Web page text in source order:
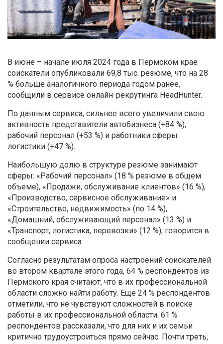
В июне – начале июля 2024 года в Пермском крае
соискатели опубликовали 69,8 тыс. резюме, что на 28
% больше аналогичного периода годом ранее,
сообщили в сервисе онлайн-рекрутинга HeadHunter.
По данным сервиса, сильнее всего увеличили свою
активность представители автобизнеса (+84 %),
рабочий персонал (+53 %) и работники сферы
логистики (+47 %).
Наибольшую долю в структуре резюме занимают
сферы: «Рабочий персонал» (18 % резюме в общем
объеме), «Продажи, обслуживание клиентов» (16 %),
«Производство, сервисное обслуживание» и
«Строительство, недвижимость» (по 14 %),
«Домашний, обслуживающий персонал» (13 %) и
«Транспорт, логистика, перевозки» (12 %), говорится в
сообщении сервиса.
Согласно результатам опроса настроений соискателей
во втором квартале этого года, 64 % респондентов из
Пермского края считают, что в их профессиональной
области сложно найти работу. Еще 24 % респондентов
отметили, что не чувствуют сложностей в поиске
работы в их профессиональной области. 61 %
респондентов рассказали, что для них и их семьи
критично трудоустроиться прямо сейчас. Почти треть,